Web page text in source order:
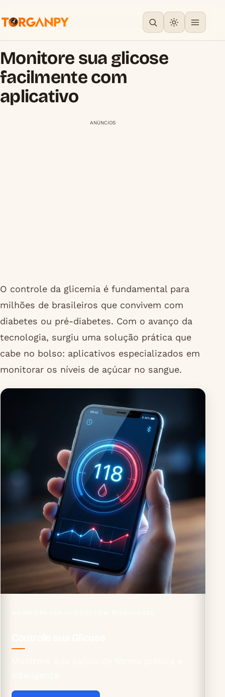
Monitore sua glicose
facilmente com
aplicativo
ANÚNCIOS
O controle da glicemia é fundamental para
milhões de brasileiros que convivem com
diabetes ou pré-diabetes. Com o avanço da
tecnologia, surgiu uma solução prática que
cabe no bolso: aplicativos especializados em
monitorar os níveis de açúcar no sangue.